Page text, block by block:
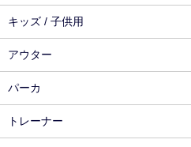
キッズ / 子供用
アウター
パーカ
トレーナー